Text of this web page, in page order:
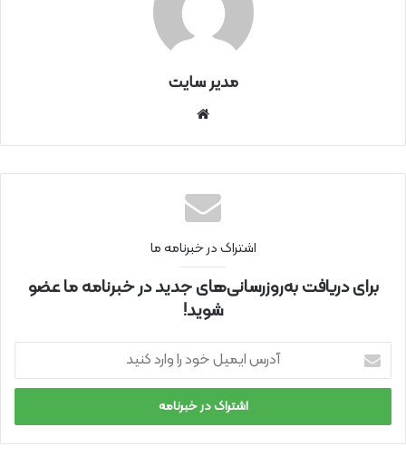
مدیر سایت
نتی
اشتراک در خبرنامه ما
برای دریافت به‌روزرسانی‌های جدید در خبرنامه ما عضو
شوید!
ر
ا
ی